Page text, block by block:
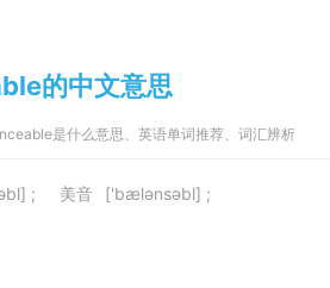
的中文意思
是什么意思、英语单词推荐、词汇辨析
; 美音 ['bælənsəbl] ;